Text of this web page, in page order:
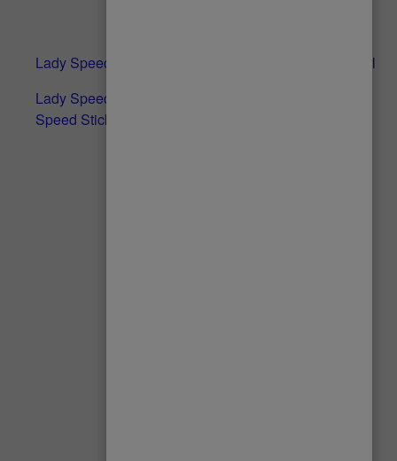
Lady Speed Stick® Clinical Complete Powder aerosol
Lady Speed Stick® | Desodorante en aerosol Lady
Speed Stick Clinical Complete Powder